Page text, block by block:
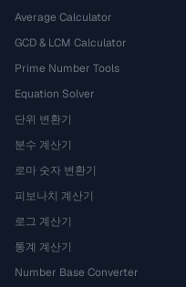
Average Calculator
GCD & LCM Calculator
Prime Number Tools
Equation Solver
단위 변환기
분수 계산기
로마 숫자 변환기
피보나치 계산기
로그 계산기
통계 계산기
Number Base Converter